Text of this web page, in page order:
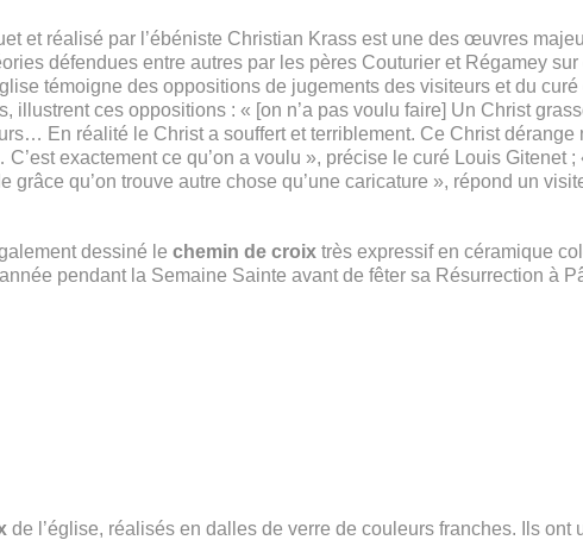
et réalisé par l’ébéniste Christian Krass est une des œuvres
défendues entre autres par les pères Couturier et Régamey sur
témoigne des oppositions de jugements des visiteurs et du curé
illustrent ces oppositions : « [on n’a pas voulu faire] Un Christ
En réalité le Christ a souffert et terriblement. Ce Christ dérange
exactement ce qu’on a voulu », précise le curé Louis Gitenet ;
grâce qu’on trouve autre chose qu’une caricature », répond un
dessiné le chemin de croix très expressif en céramique
pendant la Semaine Sainte avant de fêter sa Résurrection à
de l’église, réalisés en dalles de verre de couleurs franches. Ils